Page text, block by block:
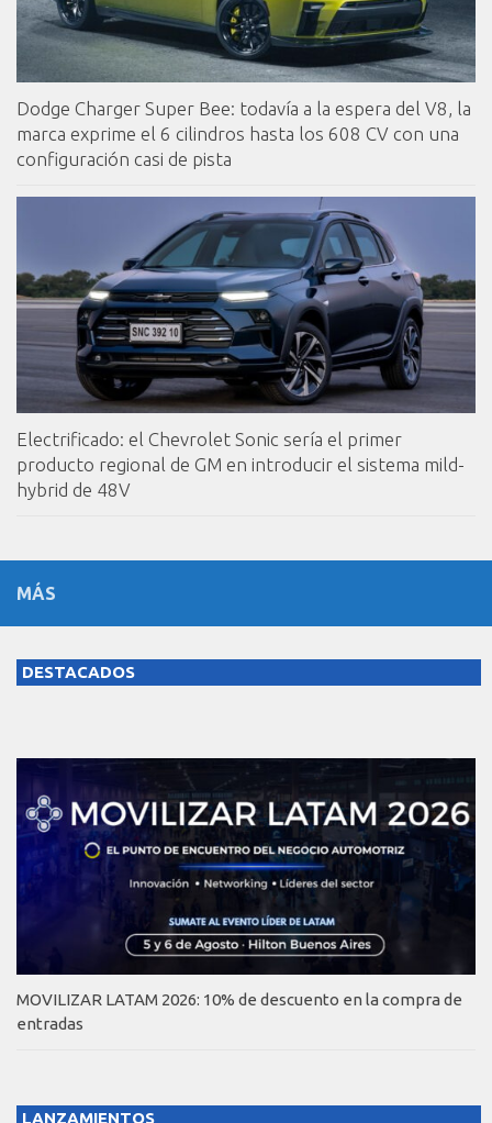
Dodge Charger Super Bee: todavía a la espera del V8, la
marca exprime el 6 cilindros hasta los 608 CV con una
configuración casi de pista
Electrificado: el Chevrolet Sonic sería el primer
producto regional de GM en introducir el sistema mild-
hybrid de 48V
MÁS
DESTACADOS
MOVILIZAR LATAM 2026: 10% de descuento en la compra de
entradas
LANZAMIENTOS